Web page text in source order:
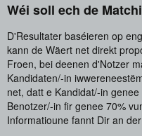
Wéi soll ech de
D'Resultater baséieren op
kann de Wäert net direkt
Froen, bei deenen d'Notzer
Kandidaten/-in
net, datt e Kandidat/-in
Benotzer/-in fir genee 70%
Informatioune fannt Dir an